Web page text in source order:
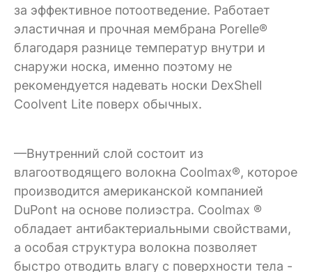
за эффективное потоотведение. Работает
эластичная и прочная мембрана Porelle®
благодаря разнице температур внутри и
снаружи носка, именно поэтому не
рекомендуется надевать носки DexShell
Coolvent Lite поверх обычных.
—Внутренний слой состоит из
влагоотводящего волокна Coolmax®, которое
производится американской компанией
DuPont на основе полиэстра. Coolmax ®
обладает антибактериальными свойствами,
а особая структура волокна позволяет
быстро отводить влагу с поверхности тела -